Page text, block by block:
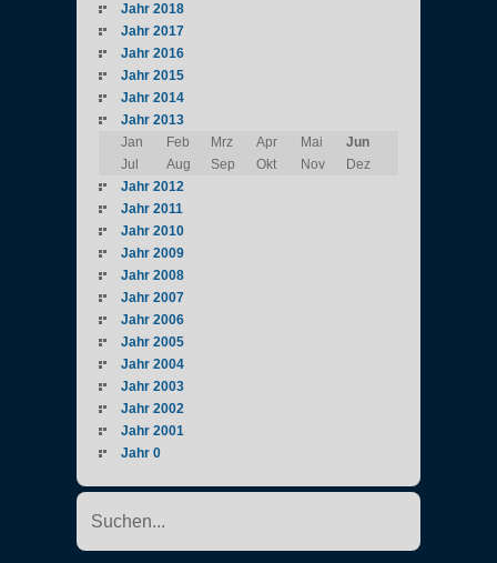
Jahr 2018
Jahr 2017
Jahr 2016
Jahr 2015
Jahr 2014
Jahr 2013
Jan
Feb Mrz Apr Mai
Jun
Jul
Aug Sep Okt Nov
Dez
Jahr 2012
Jahr 2011
Jahr 2010
Jahr 2009
Jahr 2008
Jahr 2007
Jahr 2006
Jahr 2005
Jahr 2004
Jahr 2003
Jahr 2002
Jahr 2001
Jahr 0